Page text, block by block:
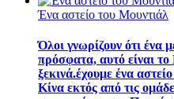
Ένα αστείο του Μουντιάλ
Όλοι γνωρίζουν ότι ένα
πρόσφατα, αυτό είναι
ξεκινά.έχουμε ένα
Κίνα εκτός από τις